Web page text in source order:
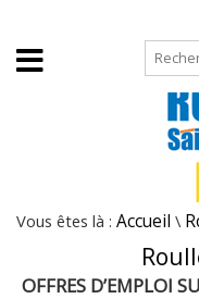
Vous êtes là : Accueil \
OFFRES D’EMPLOI